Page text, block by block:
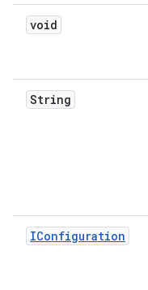
void
String
IConfiguration